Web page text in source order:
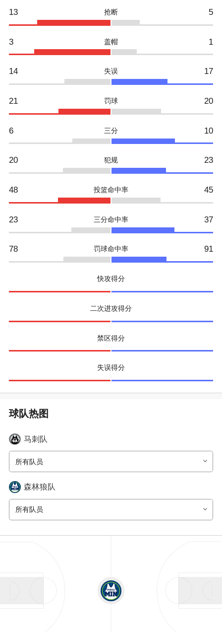
13 抢断 5
3 盖帽 1
14 失误 17
21 罚球 20
6 三分 10
20 犯规 23
48 投篮命中率 45
23 三分命中率 37
78 罚球命中率 91
快攻得分
二次进攻得分
禁区得分
失误得分
马刺 队
所有队员
森林狼队
所有队员
球队热图